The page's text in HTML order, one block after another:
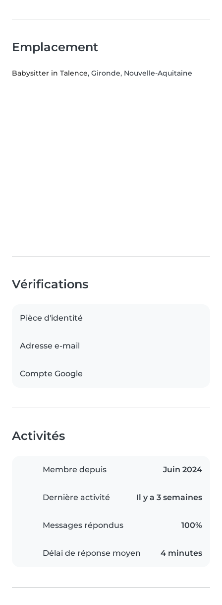
Emplacement
Babysitter in Talence, Gironde, Nouvelle-Aquitaine
Vérifications
Pièce d'identité
Adresse e-mail
Compte Google
Activités
Membre depuis Juin 2024
Dernière activité Il y a 3 semaines
Messages répondus 100%
Délai de réponse moyen 4 minutes